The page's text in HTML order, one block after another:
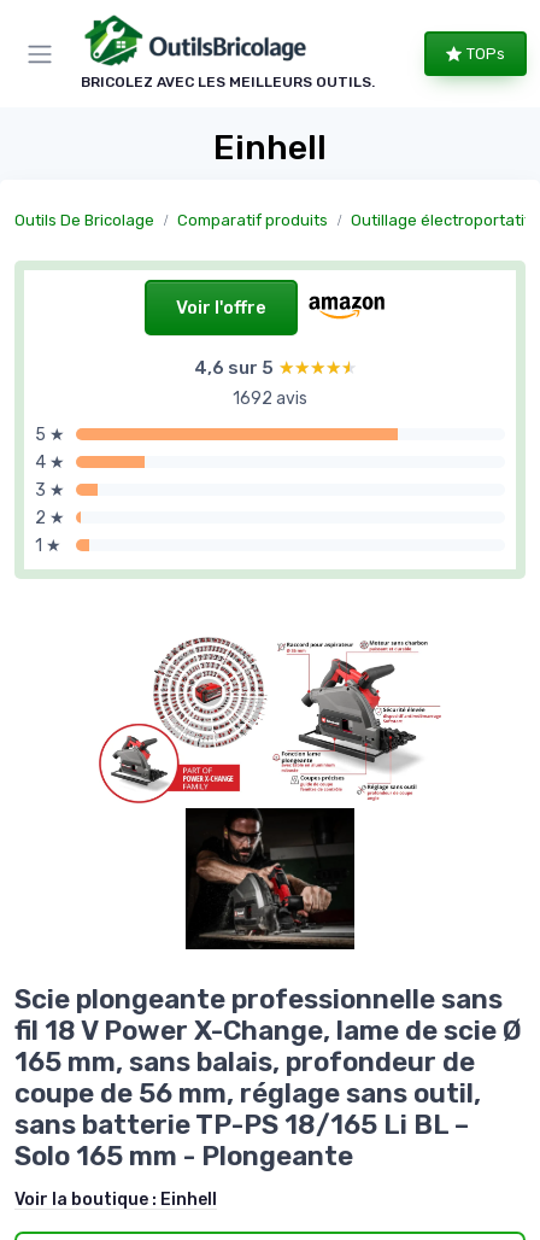
BRICOLEZ AVEC LES MEILLEURS OUTILS.
TOPs
Einhell
Outils De Bricolage Comparatif produits Outillage électroportatif
Voir l'offre
4,6 sur 5 ★★★★★
★★★★★
1692 avis
5 ★
4 ★
3 ★
2 ★
1 ★
Scie plongeante professionnelle sans
fil 18 V Power X-Change, lame de scie Ø
165 mm, sans balais, profondeur de
coupe de 56 mm, réglage sans outil,
sans batterie TP-PS 18/165 Li BL –
Solo 165 mm - Plongeante
Voir la boutique : Einhell
Panneau de gestion des cookies